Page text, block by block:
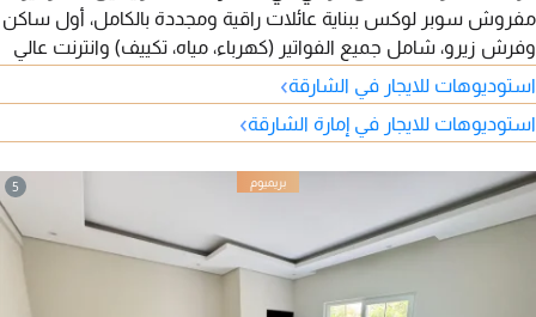
مفروش سوبر لوكس ببناية عائلات راقية ومجددة بالكامل، أول ساكن
وفرش زيرو، شامل جميع الفواتير (كهرباء، مياه، تكييف) وانترنت عالي
السرعة مجانا، بدون عمولة ومن المالك مباشرة. الموقع مميز ثاني
صف من الكورنيش بجوار فندق سما وخلف متحف الشارقة للفنون.
للتواصل
استوديوهات للايجار في الشارقة›
استوديوهات للايجار في إمارة الشارقة›
5